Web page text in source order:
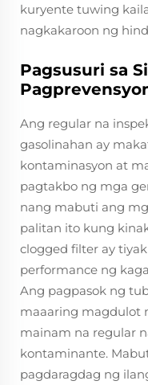
kuryente tuwing
nagkakaroon ng
Pagsusuri sa
Ang regular na
gasolinahan ay
kontaminasyon at
pagtakbo ng mga
nang mabuti ang
palitan ito kung
clogged filter ay
performance ng
Ang pagpasok ng
maaaring magdulot
mainam na regular
kontaminante.
pagdaragdag ng